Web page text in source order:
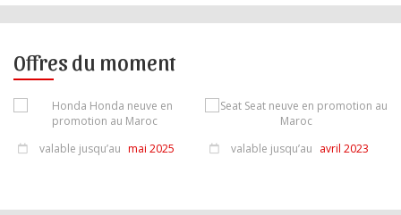
Offres du moment
valable jusqu’au mai 2025 valable jusqu’au avril 2023